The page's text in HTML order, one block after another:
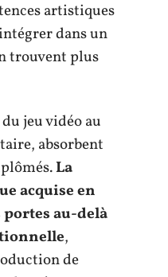
artistiques
dans un
trouvent plus
jeu vidéo au
absorbent
La
acquise en
au-delà
,
de